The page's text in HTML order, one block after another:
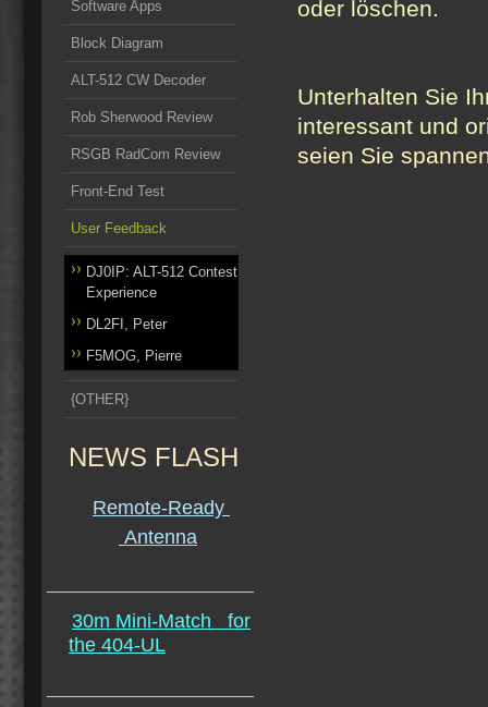
Software Apps
Block Diagram
ALT-512 CW Decoder
Rob Sherwood Review
RSGB RadCom Review
Front-End Test
User Feedback
DJ0IP: ALT-512 Contest
Experience
DL2FI, Peter
F5MOG, Pierre
{OTHER}
NEWS FLASH
Remote-Ready
Antenna
30m Mini-Match for
the 404-UL
oder löschen.
Unterhalten Sie
interessant und
seien Sie